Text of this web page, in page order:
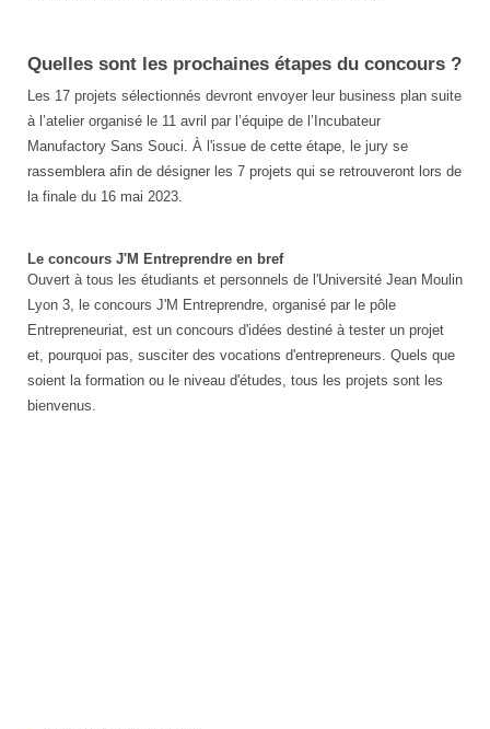
Quelles sont les prochaines étapes du concours ?
Les 17 projets sélectionnés devront envoyer leur business plan suite
à l’atelier organisé le 11 avril par l’équipe de l’Incubateur
Manufactory Sans Souci. À l'issue de cette étape, le jury se
rassemblera afin de désigner les 7 projets qui se retrouveront lors de
la finale du 16 mai 2023.
Le concours J'M Entreprendre en bref
Ouvert à tous les étudiants et personnels de l'Université Jean Moulin
Lyon 3, le concours J'M Entreprendre, organisé par le pôle
Entrepreneuriat, est un concours d'idées destiné à tester un projet
et, pourquoi pas, susciter des vocations d'entrepreneurs. Quels que
soient la formation ou le niveau d'études, tous les projets sont les
bienvenus.